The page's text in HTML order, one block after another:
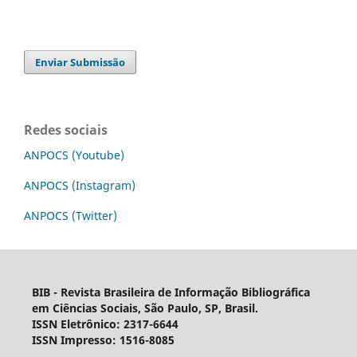
Enviar Submissão
Redes sociais
ANPOCS (Youtube)
ANPOCS (Instagram)
ANPOCS (Twitter)
BIB - Revista Brasileira de Informação Bibliográfica
em Ciências Sociais, São Paulo, SP, Brasil.
ISSN Eletrônico: 2317-6644
ISSN Impresso: 1516-8085